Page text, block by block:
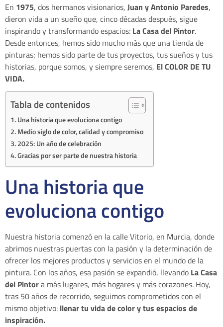
En 1975, dos hermanos visionarios, Juan y Antonio Paredes,
dieron vida a un sueño que, cinco décadas después, sigue
inspirando y transformando espacios: La Casa del Pintor.
Desde entonces, hemos sido mucho más que una tienda de
pinturas; hemos sido parte de tus proyectos, tus sueños y tus
historias, porque somos, y siempre seremos, El COLOR DE TU
VIDA.
Tabla de contenidos
Una historia que evoluciona contigo
Medio siglo de color, calidad y compromiso
2025: Un año de celebración
Gracias por ser parte de nuestra historia
Una historia que
evoluciona contigo
Nuestra historia comenzó en la calle Vitorio, en Murcia, donde
abrimos nuestras puertas con la pasión y la determinación de
ofrecer los mejores productos y servicios en el mundo de la
pintura. Con los años, esa pasión se expandió, llevando La Casa
del Pintora más lugares, más hogares y más corazones. Hoy,
tras 50 años de recorrido, seguimos comprometidos con el
mismo objetivo: llenar tu vida de color y tus espacios de
inspiración.